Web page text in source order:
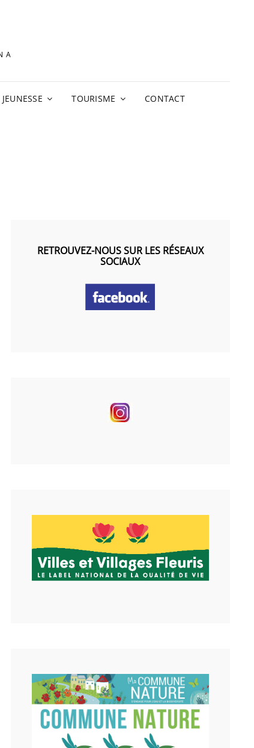
JEUNESSE TOURISME CONTACT
RETROUVEZ-NOUS SUR LES RÉSEAUX
SOCIAUX